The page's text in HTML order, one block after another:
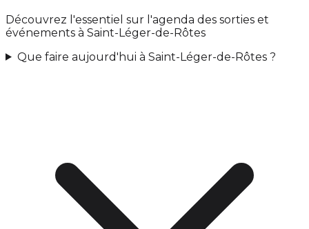
Découvrez l'essentiel sur l'agenda des sorties et
événements à Saint-Léger-de-Rôtes
Que faire aujourd'hui à Saint-Léger-de-Rôtes ?